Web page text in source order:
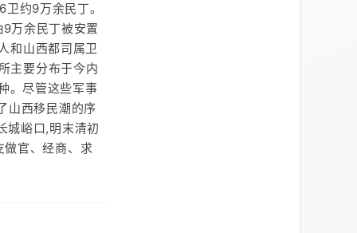
约9万余民丁。
万余民丁被安置
和山西都司属卫
主要分布于今内
。尽管这些军事
山西移民潮的序
城峪口,明末清初
做官、经商、求